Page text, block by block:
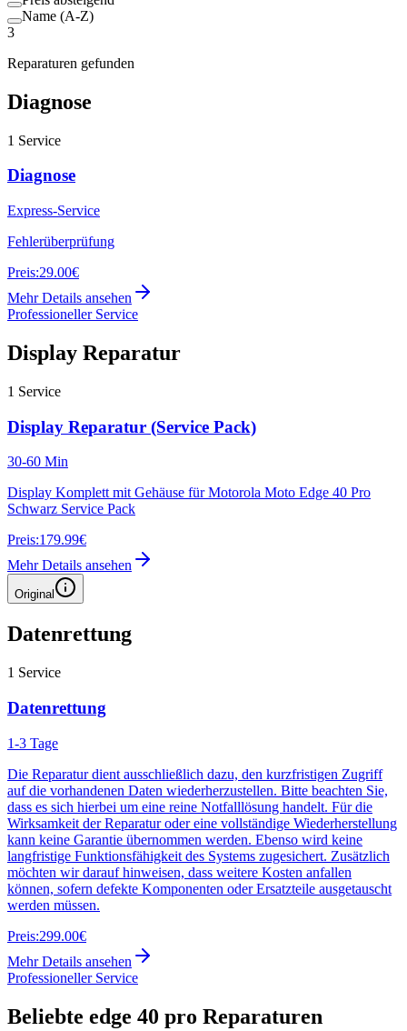
Name (A-Z)
3
Reparaturen gefunden
Diagnose
1 Service
Diagnose
Express-Service
Fehlerüberprüfung
Preis:29.00€
Mehr Details ansehen
Professioneller Service
Display Reparatur
1 Service
Display Reparatur (Service Pack)
30-60 Min
Display Komplett mit Gehäuse für Motorola Moto Edge 40 Pro
Schwarz Service Pack
Preis:179.99€
Mehr Details ansehen
Original
Datenrettung
1 Service
Datenrettung
1-3 Tage
Die Reparatur dient ausschließlich dazu, den kurzfristigen Zugriff
auf die vorhandenen Daten wiederherzustellen. Bitte beachten Sie,
dass es sich hierbei um eine reine Notfalllösung handelt. Für die
Wirksamkeit der Reparatur oder eine vollständige Wiederherstellung
kann keine Garantie übernommen werden. Ebenso wird keine
langfristige Funktionsfähigkeit des Systems zugesichert. Zusätzlich
möchten wir darauf hinweisen, dass weitere Kosten anfallen
können, sofern defekte Komponenten oder Ersatzteile ausgetauscht
werden müssen.
Preis:299.00€
Mehr Details ansehen
Professioneller Service
Beliebte edge 40 pro Reparaturen